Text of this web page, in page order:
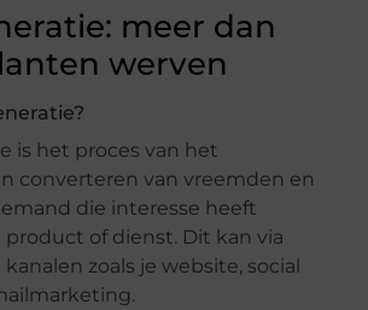
meer dan
werven
is het proces van het
converteren van vreemden en
die interesse heeft
of dienst. Dit kan via
zoals je website, social